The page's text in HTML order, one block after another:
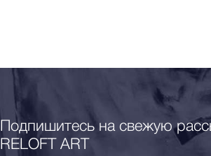
Подпишитесь на свежую
RELOFT ART